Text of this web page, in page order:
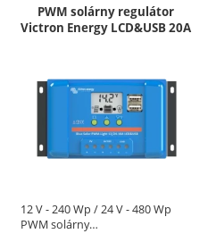
PWM solárny regulátor
Victron Energy LCD&USB 20A
12 V - 240 Wp / 24 V - 480 Wp
PWM solárny…